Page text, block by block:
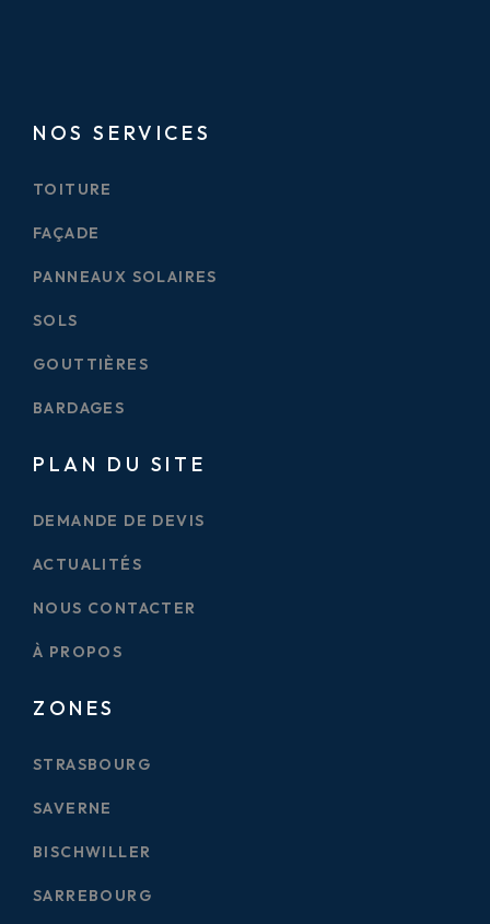
NOS SERVICES
TOITURE
FAÇADE
PANNEAUX SOLAIRES
SOLS
GOUTTIÈRES
BARDAGES
PLAN DU SITE
DEMANDE DE DEVIS
ACTUALITÉS
NOUS CONTACTER
À PROPOS
ZONES
STRASBOURG
SAVERNE
BISCHWILLER
SARREBOURG